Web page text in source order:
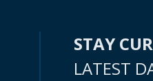
STAY
LATEST